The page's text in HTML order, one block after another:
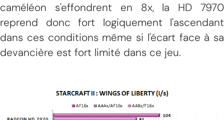
caméléon s'effondrent en 8x, la HD 7970
reprend donc fort logiquement l'ascendant
dans ces conditions même si l'écart face à sa
devancière est fort limité dans ce jeu.